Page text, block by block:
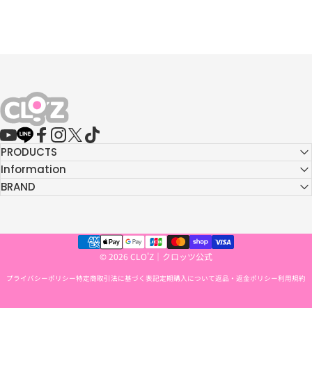
CLO'Z｜クロッツ公式
YouTube
LINEFacebook
Instagram
PRODUCTS
Information
BRAND
© 2026 CLO'Z｜クロッツ公式
プライバシーポリシー特定商取引法に基づく表記定期購入について返品・返金ポリシー利用規約